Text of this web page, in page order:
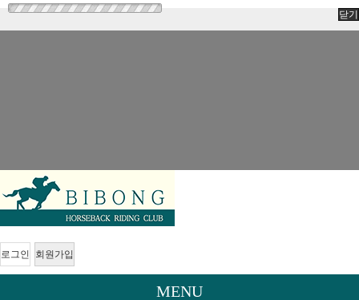
닫기
로그인 회원가입
MENU